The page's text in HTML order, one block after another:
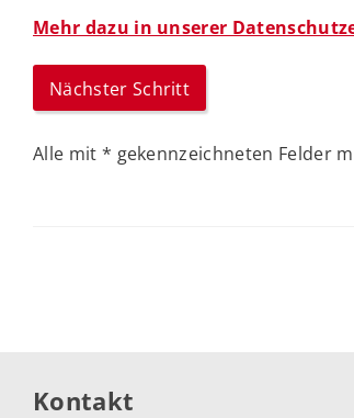
Mehr dazu in unserer
Alle mit * gekennzeichneten Felder
Kontakt